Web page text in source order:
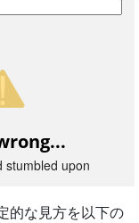
的な見方を以下の